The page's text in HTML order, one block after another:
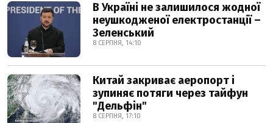
В Україні не залишилося жодної
неушкодженої електростанції –
Зеленський
8 СЕРПНЯ, 14:10
Китай закриває аеропорт і
зупиняє потяги через тайфун
"Дельфін"
8 СЕРПНЯ, 17:10